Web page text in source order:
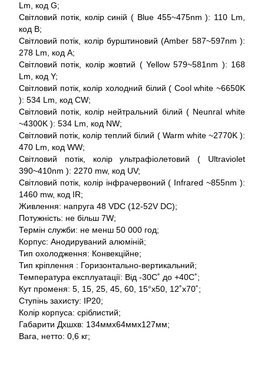
Lm, код G;
Світловий потік, колір синій ( Blue 455~475nm ): 110 Lm,
код B;
Світловий потік, колір бурштиновий (Amber 587~597nm ):
278 Lm, код A;
Світловий потік, колір жовтий ( Yellow 579~581nm ): 168
Lm, код Y;
Світловий потік, колір холодний білий ( Cool white ~6650K
): 534 Lm, код CW;
Світловий потік, колір нейтральний білий ( Neunral white
~4300K ): 534 Lm, код NW;
Світловий потік, колір теплий білий ( Warm white ~2770K ):
470 Lm, код WW;
Світловий потік, колір ультрафіолетовий ( Ultraviolet
390~410nm ): 2270 mw, код UV;
Світловий потік, колір інфрачервоний ( Infrared ~855nm ):
1460 mw, код IR;
Живлення: напруга 48 VDC (12-52V DC);
Потужність: не більш 7W;
Термін служби: не менш 50 000 год;
Корпус: Анодируваний алюміній;
Тип охолодження: Конвекційне;
Тип кріплення : Горизонтально-вертикальний;
Температура експлуатації: Від -30С˚ до +40С˚;
Кут променя: 5, 15, 25, 45, 60, 15°x50, 12˚x70˚;
Ступінь захисту: IP20;
Колір корпуса: сріблистий;
Габарити Дхшхв: 134ммх64ммх127мм;
Вага, нетто: 0,6 кг;